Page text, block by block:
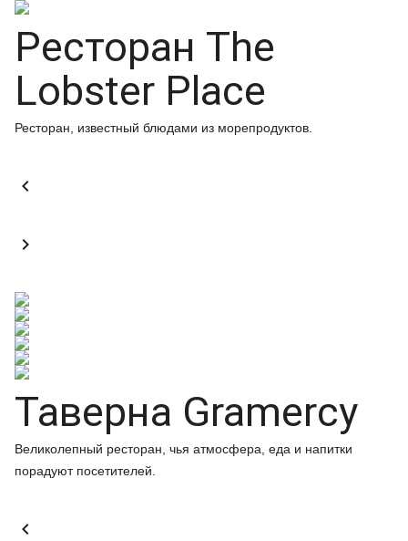
Ресторан The
Lobster Place
Ресторан, известный блюдами из морепродуктов.


Таверна Gramercy
Великолепный ресторан, чья атмосфера, еда и напитки
порадуют посетителей.
